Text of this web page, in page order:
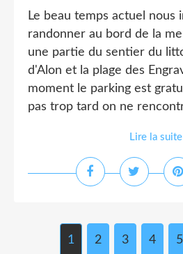
Le beau temps actuel nous
randonner au bord de la
une partie du sentier du
d'Alon et la plage des
moment le parking est
pas trop tard on ne
Lire la suite
1 2 3 4 5